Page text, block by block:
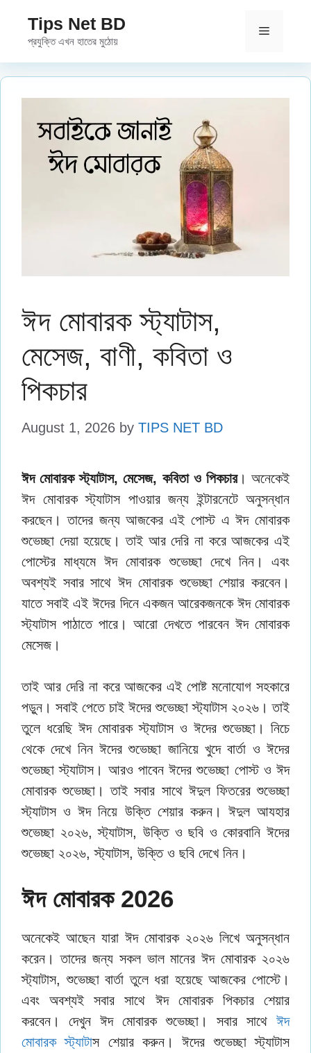
content
Tips Net BD
প্রযুক্তি এখন হাতের মুঠোয়
Menu
ঈদ মোবারক স্ট্যাটাস,
মেসেজ, বাণী, কবিতা ও
পিকচার
August 1, 2026 by TIPS NET BD
ঈদ মোবারক স্ট্যাটাস, মেসেজ, কবিতা ও পিকচার। অনেকেই
ঈদ মোবারক স্ট্যাটাস পাওয়ার জন্য ইন্টারনেটে অনুসন্ধান
করছেন। তাদের জন্য আজকের এই পোস্ট এ ঈদ মোবারক
শুভেচ্ছা দেয়া হয়েছে। তাই আর দেরি না করে আজকের এই
পোস্টের মাধ্যমে ঈদ মোবারক শুভেচ্ছা দেখে নিন। এবং
অবশ্যই সবার সাথে ঈদ মোবারক শুভেচ্ছা শেয়ার করবেন।
যাতে সবাই এই ঈদের দিনে একজন আরেকজনকে ঈদ মোবারক
স্ট্যাটাস পাঠাতে পারে। আরো দেখতে পারবেন ঈদ মোবারক
মেসেজ।
তাই আর দেরি না করে আজকের এই পোষ্ট মনোযোগ সহকারে
পড়ুন। সবাই পেতে চাই ঈদের শুভেচ্ছা স্ট্যাটাস ২০২৬। তাই
তুলে ধরেছি ঈদ মোবারক স্ট্যাটাস ও ঈদের শুভেচ্ছা। নিচে
থেকে দেখে নিন ঈদের শুভেচ্ছা জানিয়ে খুদে বার্তা ও ঈদের
শুভেচ্ছা স্ট্যাটাস। আরও পাবেন ঈদের শুভেচ্ছা পোস্ট ও ঈদ
মোবারক শুভেচ্ছা। তাই সবার সাথে ঈদুল ফিতরের শুভেচ্ছা
স্ট্যাটাস ও ঈদ নিয়ে উক্তি শেয়ার করুন। ঈদুল আযহার
শুভেচ্ছা ২০২৬, স্ট্যাটাস, উক্তি ও ছবি ও কোরবানি ঈদের
শুভেচ্ছা ২০২৬, স্ট্যাটাস, উক্তি ও ছবি দেখে নিন।
ঈদ মোবারক 2026
অনেকেই আছেন যারা ঈদ মোবারক ২০২৬ লিখে অনুসন্ধান
করেন। তাদের জন্য সকল ভাল মানের ঈদ মোবারক ২০২৬
স্ট্যাটাস, শুভেচ্ছা বার্তা তুলে ধরা হয়েছে আজকের পোস্টে।
এবং অবশ্যই সবার সাথে ঈদ মোবারক পিকচার শেয়ার
করবেন। দেখুন ঈদ মোবারক শুভেচ্ছা। সবার সাথে ঈদ
মোবারক স্ট্যাটাস শেয়ার করুন। ঈদের শুভেচ্ছা স্ট্যাটাস